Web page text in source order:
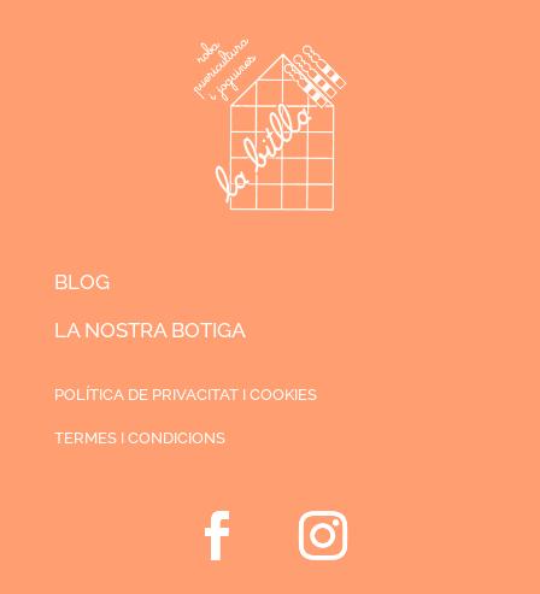
BLOG
LA NOSTRA BOTIGA
POLÍTICA DE PRIVACITAT I COOKIES
TERMES I CONDICIONS